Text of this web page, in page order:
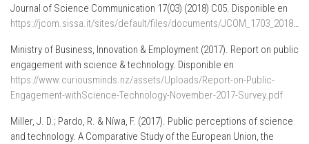
Journal of Science Communication 17(03) (2018) C05. Disponible en
https://jcom.sissa.it/sites/default/files/documents/JCOM_1703_2018_C05.pdf
Ministry of Business, Innovation & Employment (2017). Report on public
engagement with science & technology. Disponible en
https://www.curiousminds.nz/assets/Uploads/Report-on-Public-
Engagement-withScience-Technology-November-2017-Survey.pdf
Miller, J. D.; Pardo, R. & Níwa, F. (2017). Public perceptions of science
and technology. A Comparative Study of the European Union, the